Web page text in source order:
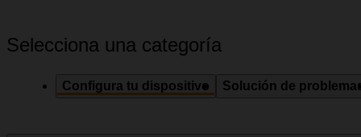
Selecciona una categoría
Configura tu dispositivo Solución de